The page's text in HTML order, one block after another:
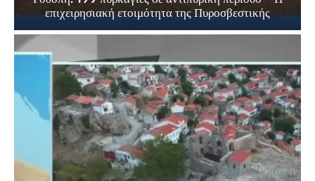
επιχειρησιακή ετοιμότητα της Πυροσβεστικής